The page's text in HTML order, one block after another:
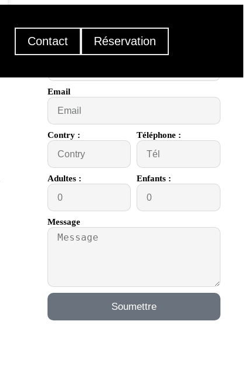
Réservation
Contact
Nom
Email
Contry : Téléphone :
Adultes : Enfants :
Message
Soumettre